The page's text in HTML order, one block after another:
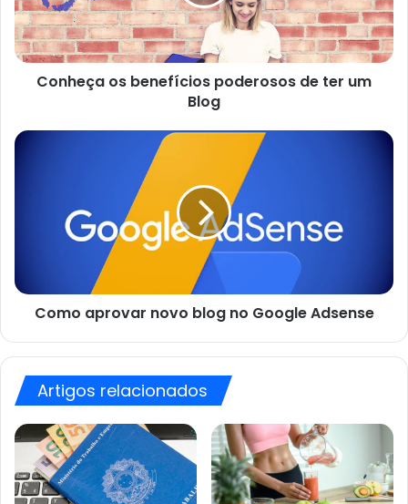
um
Blog
Conheça os benefícios poderosos de ter um
Blog
Como
Como aprovar novo blog no Google Adsense
Artigos relacionados